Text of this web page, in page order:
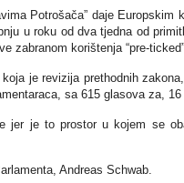
Potrošača” daje
u roku od dva tjedna od
zabranom korištenja “pre-
koja je revizija prethodnih
sa 615 glasova za,
jer je to prostor u kojem se
Andreas Schwab.